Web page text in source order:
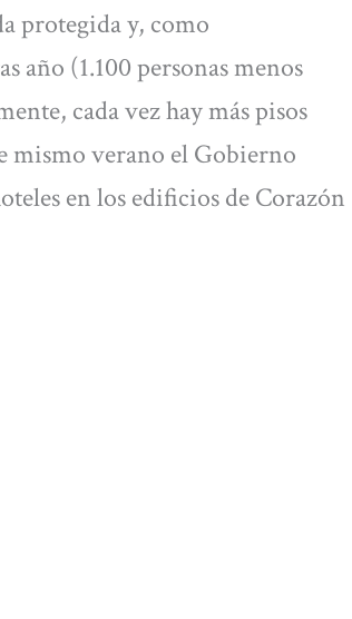
protegida y, como
año (1.100 personas menos
cada vez hay más pisos
mismo verano el Gobierno
en los edificios de Corazón